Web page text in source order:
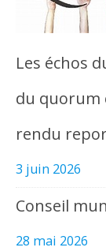
Les échos
du quorum
rendu
3 juin 2026
Conseil
28 mai 2026